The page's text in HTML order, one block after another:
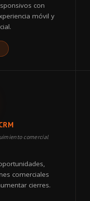
con
móvil y
comercial
comerciales
cierres.